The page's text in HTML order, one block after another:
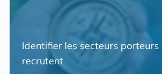
Identifier les secteurs
recrutent